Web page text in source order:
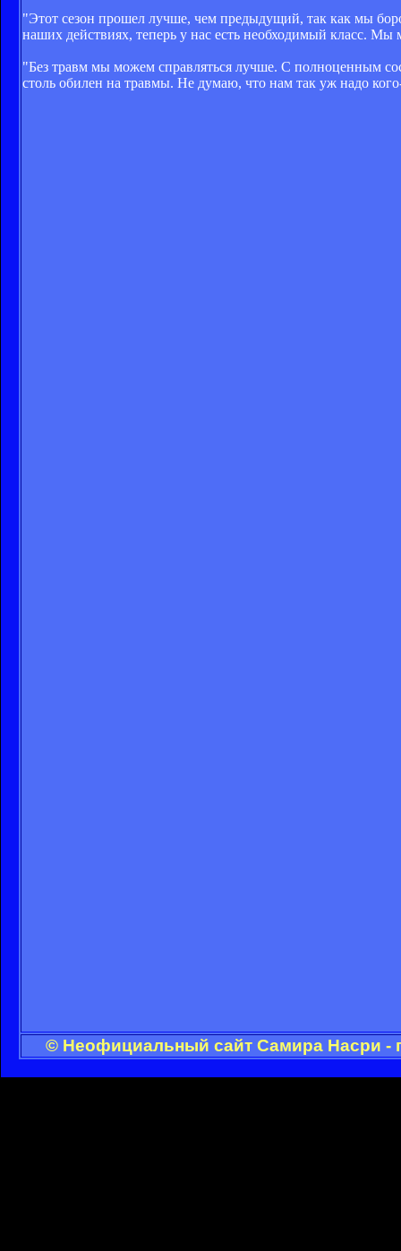
"Этот сезон прошел лучше, чем предыдущий, так как мы
наших действиях, теперь у нас есть необходимый класс.
"Без травм мы можем справляться лучше. С полноценным
столь обилен на травмы. Не думаю, что нам так уж надо
© Неофициальный сайт Самира Насри -